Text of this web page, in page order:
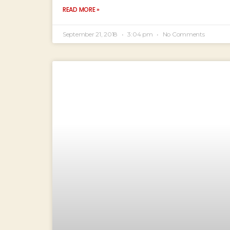
READ MORE »
September 21, 2018 3:04 pm No Comments